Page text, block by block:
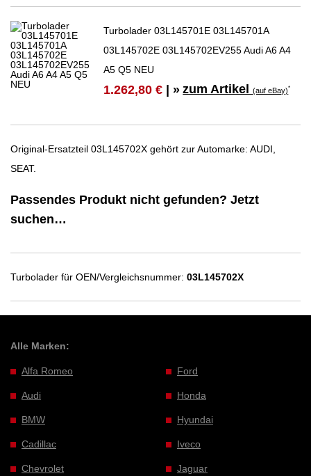
Turbolader 03L145701E 03L145701A
03L145702E 03L145702EV255 Audi A6 A4
A5 Q5 NEU
1.262,80 € | » zum Artikel(auf eBay)*
Original-Ersatzteil 03L145702X gehört zur Automarke: AUDI,
SEAT.
Passendes Produkt nicht gefunden? Jetzt
suchen…
Turbolader für OEN/Vergleichsnummer: 03L145702X
Alle Marken:
Alfa Romeo
Audi
BMW
Cadillac
Chevrolet
Ford
Honda
Hyundai
Iveco
Jaguar